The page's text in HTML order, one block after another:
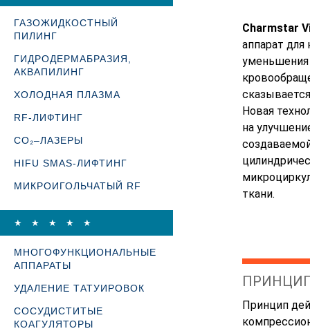
Charmstar
аппарат
уменьшения
Новая
на
ткани.
Принцип
ГАЗОЖИДКОСТНЫЙ
ПИЛИНГ
ГИДРОДЕРМАБРАЗИЯ,
АКВАПИЛИНГ
ХОЛОДНАЯ ПЛАЗМА
RF-ЛИФТИНГ
CO₂–ЛАЗЕРЫ
HIFU SMAS-ЛИФТИНГ
МИКРОИГОЛЬЧАТЫЙ RF
★ ★ ★ ★ ★
МНОГОФУНКЦИОНАЛЬНЫЕ
АППАРАТЫ
УДАЛЕНИЕ ТАТУИРОВОК
СОСУДИСТИТЫЕ
КОАГУЛЯТОРЫ